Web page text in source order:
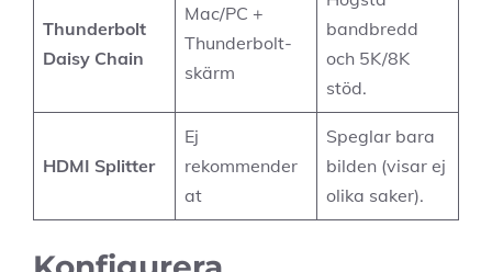
Thunderbolt
Daisy Chain
Mac/PC +
Thunderbolt-
skärm
bandbredd
och 5K/8K
stöd.
HDMI Splitter
Ej
rekommender
at
Speglar bara
bilden (visar ej
olika saker).